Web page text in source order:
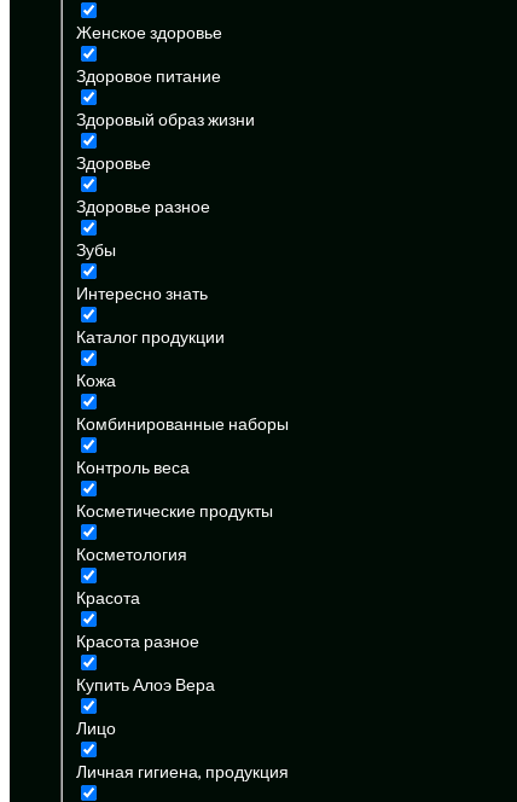
Женское здоровье
Здоровое питание
Здоровый образ жизни
Здоровье
Здоровье разное
Зубы
Интересно знать
Каталог продукции
Кожа
Комбинированные наборы
Контроль веса
Косметические продукты
Косметология
Красота
Красота разное
Купить Алоэ Вера
Лицо
Личная гигиена, продукция